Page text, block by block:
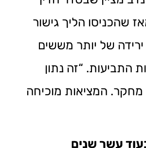
שהכניסו הליך גישור
של יותר מששים
התביעות. “זה נתון
המציאות מוכיחה
עשר שנים